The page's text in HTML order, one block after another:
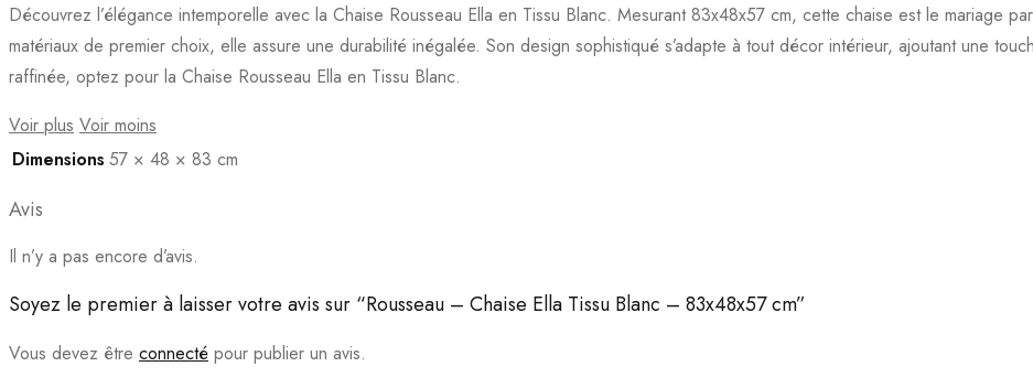
Découvrez l’élégance intemporelle avec la Chaise Rousseau Ella en Tissu Blanc. Mesurant 83x48x57 cm, cette chaise est le mariage
matériaux de premier choix, elle assure une durabilité inégalée. Son design sophistiqué s’adapte à tout décor intérieur, ajoutant une
raffinée, optez pour la Chaise Rousseau Ella en Tissu Blanc.
Voir plus Voir moins
Dimensions 57 × 48 × 83 cm
Avis
Il n’y a pas encore d’avis.
Soyez le premier à laisser votre avis sur “Rousseau – Chaise Ella Tissu Blanc – 83x48x57 cm”
Vous devez être connecté pour publier un avis.